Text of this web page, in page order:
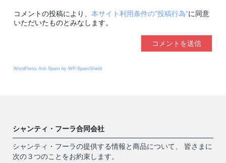
コメントの投稿により、 本サイト利用条件の"投稿行為"に同意
いただいたものとみなします。
WordPress Anti Spam by WP-SpamShield
シャンティ・フーラ合同会社
シャンティ・フーラの提供する情報と商品について、 皆さまに
次の３つのことをお約束します。